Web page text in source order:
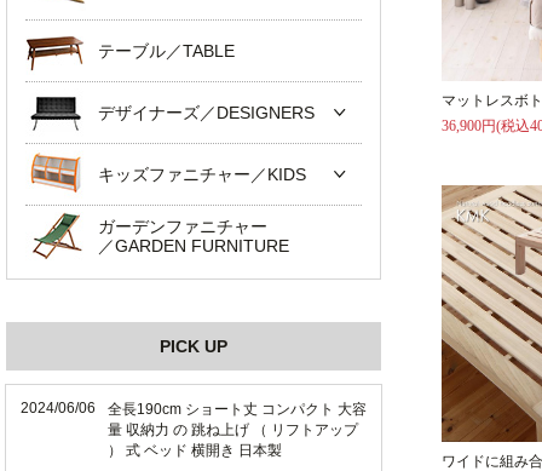
マットレスボ
36,900円(税込
ワイドに組み
テーブル／TABLE
デザイナーズ／DESIGNERS
キッズファニチャー／KIDS
ガーデンファニチャー
／GARDEN FURNITURE
PICK UP
2024/06/06
全長190cm ショート丈 コンパクト 大容
量 収納力 の 跳ね上げ （ リフトアップ
） 式 ベッド 横開き 日本製